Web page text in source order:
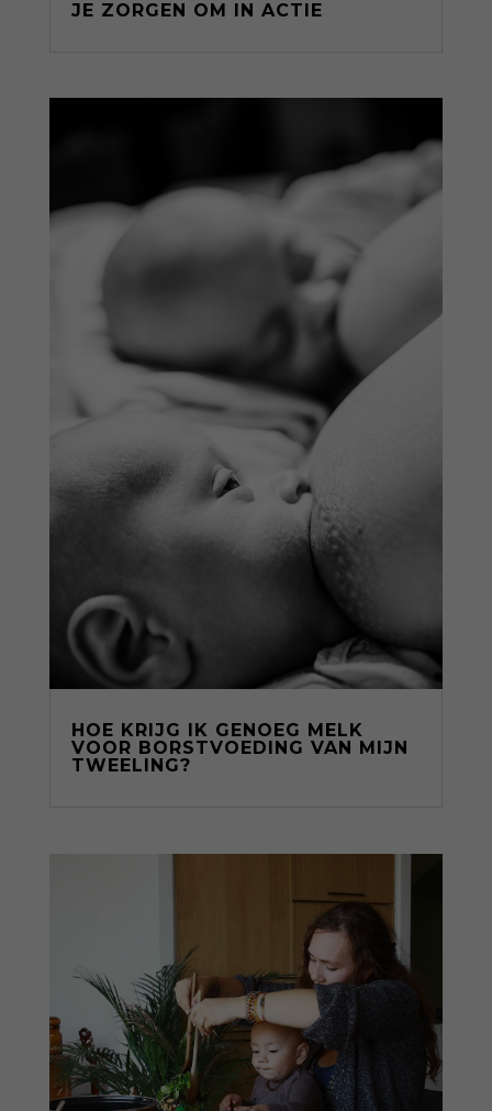
JE ZORGEN OM IN ACTIE
HOE KRIJG IK GENOEG MELK
VOOR BORSTVOEDING VAN MIJN
TWEELING?